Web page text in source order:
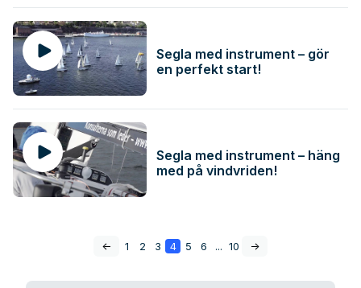
Segla med instrument – gör
en perfekt start!
Segla med instrument – häng
med på vindvriden!
<- 1 2 3 4 5 6 ... 10 ->